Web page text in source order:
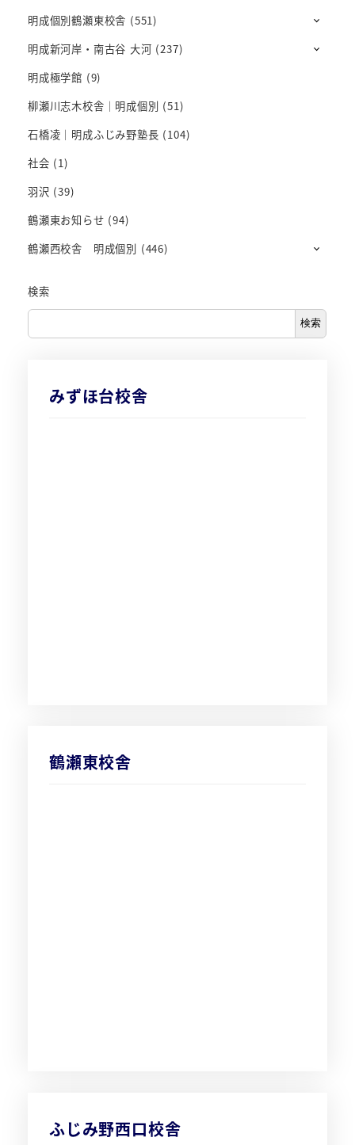
明成個別鶴瀬東校舎 (551)
明成新河岸・南古谷 大河 (237)
明成極学館 (9)
柳瀬川志木校舎｜明成個別 (51)
石橋凌｜明成ふじみ野塾長 (104)
社会 (1)
羽沢 (39)
鶴瀬東お知らせ (94)
鶴瀬西校舎 明成個別 (446)
検索
検索
みずほ台校舎
鶴瀬東校舎
ふじみ野西口校舎